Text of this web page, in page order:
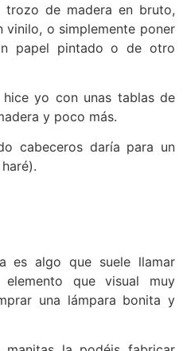
trozo de madera en bruto,
vinilo, o simplemente poner
papel pintado o de otro
yo con unas tablas de
y poco más.
cabeceros daría para un
es algo que suele llamar
que visual muy
una lámpara bonita y